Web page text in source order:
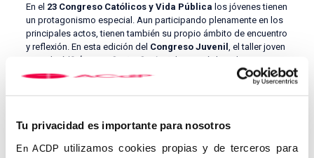
Tu privacidad es importante para nosotros
En ACDP utilizamos cookies propias y de terceros para
En el 23 Congreso Católicos y Vida Pública los jóvenes tienen
un protagonismo especial. Aun participando plenamente en los
principales actos, tienen también su propio ámbito de encuentro
y reflexión. En esta edición del Congreso Juvenil , el taller joven
se titulará ‘Salmones Contra Corriente ’
y estará dirigido
porJavier Segura, delegado de Enseñanza de la
diócesis de
. Los asistentes debatirán sobre lo políticamente
incorrecto y contarán con el testimonio de un joven armenio que
PROGRAMA